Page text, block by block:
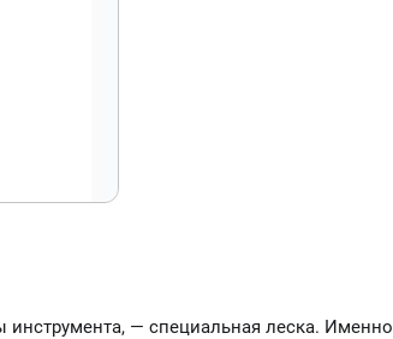
— специальная леска. Именно